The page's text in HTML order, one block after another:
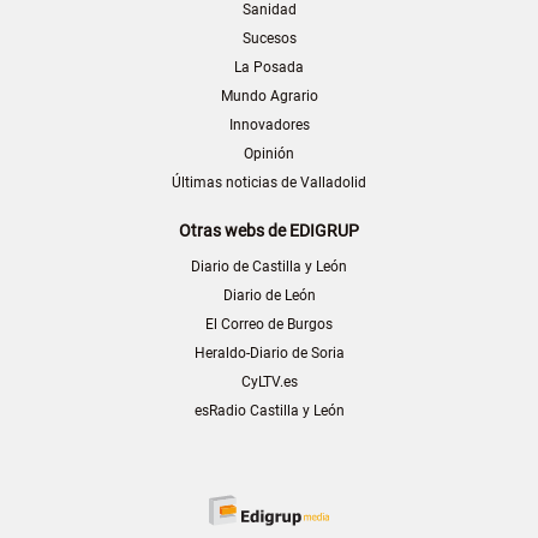
Sanidad
Sucesos
La Posada
Mundo Agrario
Innovadores
Opinión
Últimas noticias de Valladolid
Otras webs de EDIGRUP
Diario de Castilla y León
Diario de León
El Correo de Burgos
Heraldo-Diario de Soria
CyLTV.es
esRadio Castilla y León